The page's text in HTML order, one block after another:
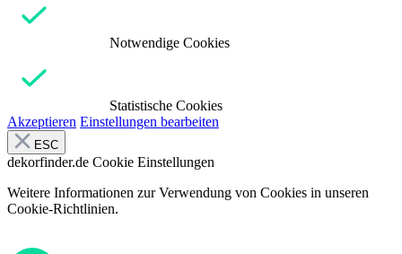
Notwendige Cookies
Statistische Cookies
Akzeptieren Einstellungen bearbeiten
ESC
dekorfinder.de Cookie Einstellungen
Weitere Informationen zur Verwendung von Cookies in unseren
Cookie-Richtlinien.